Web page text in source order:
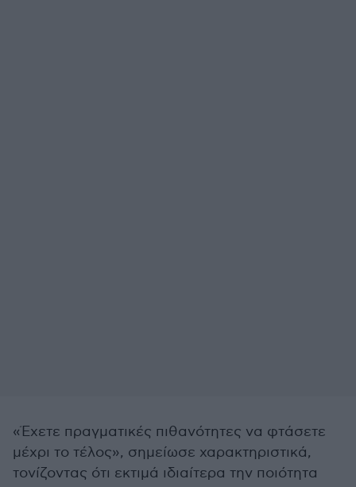
«Έχετε πραγματικές πιθανότητες να φτάσετε
μέχρι το τέλος», σημείωσε χαρακτηριστικά,
τονίζοντας ότι εκτιμά ιδιαίτερα την ποιότητα